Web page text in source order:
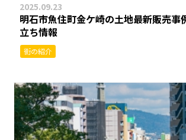
2025.09.23
明石市魚住町金ケ崎の土地最新販売事
立ち情報
街の紹介